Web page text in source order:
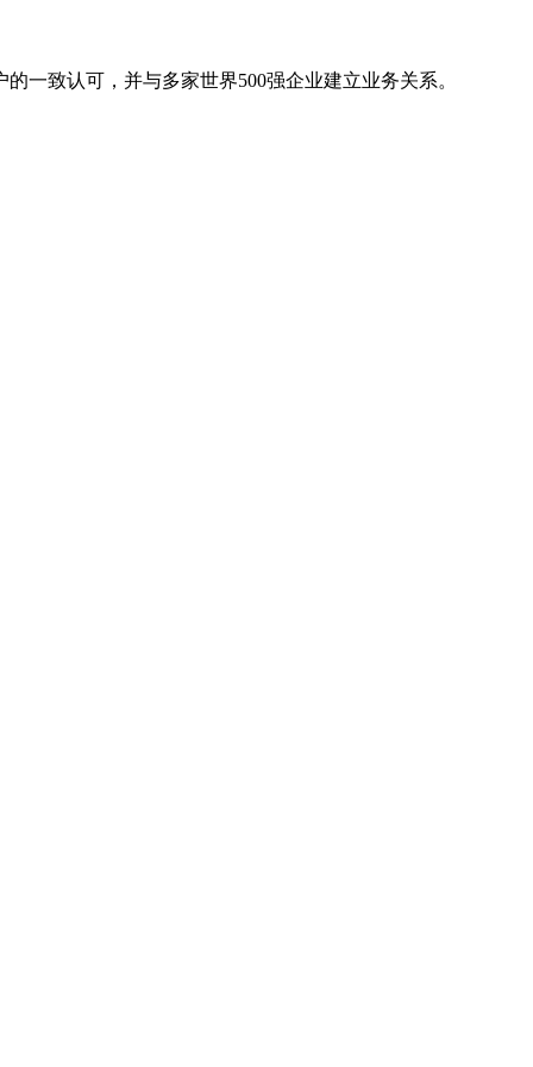
一致认可，并与多家世界500强企业建立业务关系。